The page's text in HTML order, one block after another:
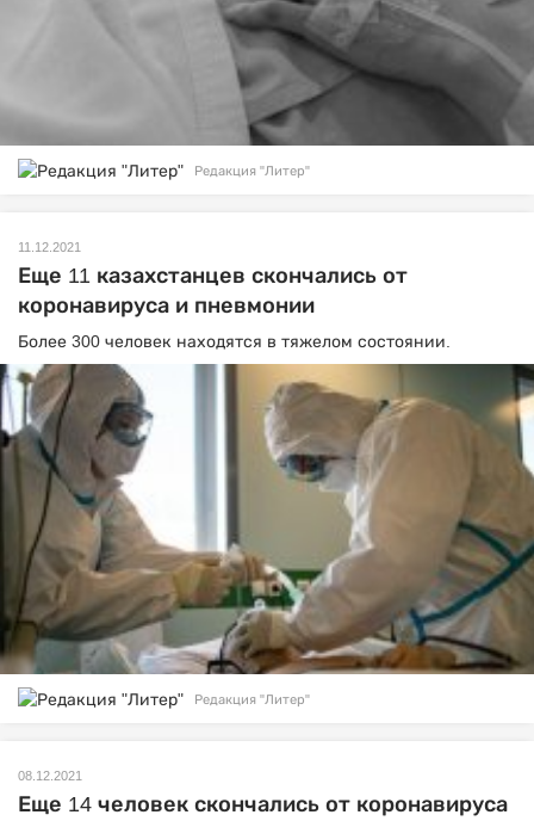
Редакция "Литер"
11.12.2021
Еще 11 казахстанцев скончались от
коронавируса и пневмонии
Более 300 человек находятся в тяжелом состоянии.
Редакция "Литер"
08.12.2021
Еще 14 человек скончались от коронавируса